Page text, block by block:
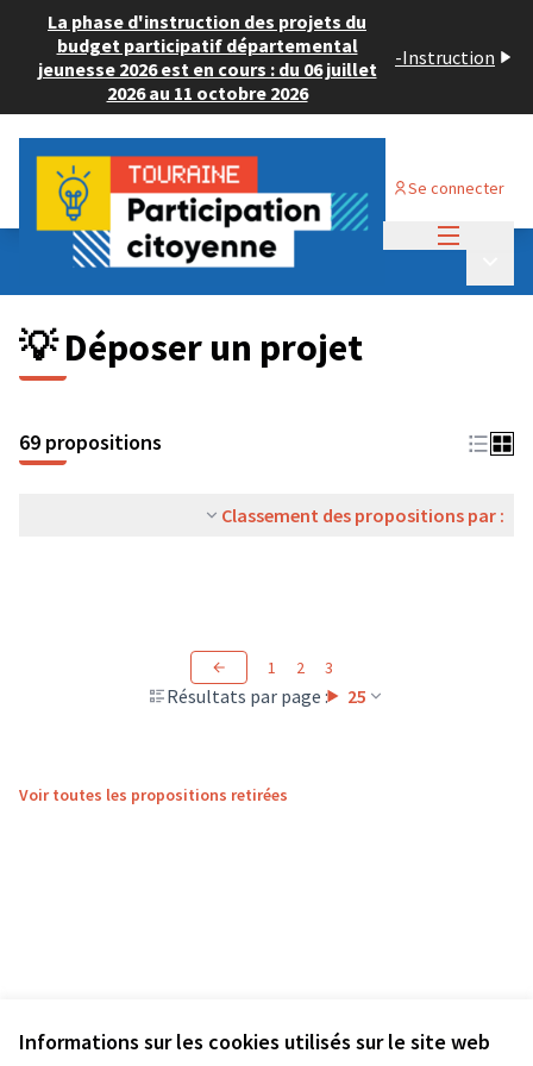
Informations sur les cookies utilisés sur le site web
La phase d'instruction des projets du
budget participatif départemental
jeunesse 2026 est en cours : du 06 juillet
2026 au 11 octobre 2026
-Instruction
Se connecter
Budget Participatif ADULTE 2024
💡 Déposer un projet
💡 Déposer un projet
69 propositions
Classement des propositions par :
Résultats par page : 25
1 2 3
Voir toutes les propositions retirées